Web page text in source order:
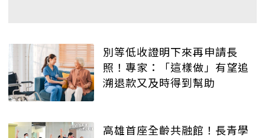
別等低收證明下來再申請長
照！專家：「這樣做」有望追
溯退款又及時得到幫助
高雄首座全齡共融館！長青學